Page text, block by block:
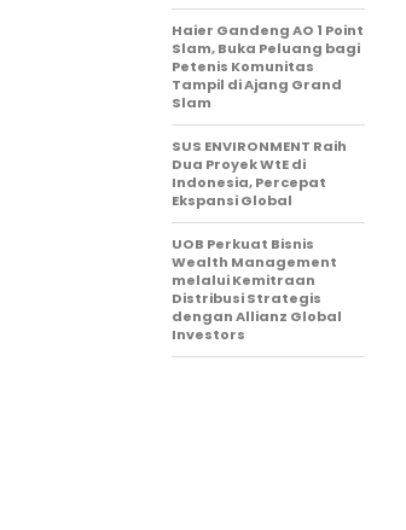
Haier Gandeng AO 1 Point
Slam, Buka Peluang bagi
Petenis Komunitas
Tampil di Ajang Grand
Slam
SUS ENVIRONMENT Raih
Dua Proyek WtE di
Indonesia, Percepat
Ekspansi Global
UOB Perkuat Bisnis
Wealth Management
melalui Kemitraan
Distribusi Strategis
dengan Allianz Global
Investors